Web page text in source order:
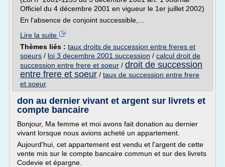
Officiel du 4 décembre 2001 en vigueur le 1er juillet 2002)
En l'absence de conjoint successible,...
Lire la suite
Thèmes liés : taux droits de succession entre freres et
soeurs / loi 3 decembre 2001 succession / calcul droit de
succession entre frere et soeur / droit de succession
entre frere et soeur / taux de succession entre frere
et soeur
don au dernier vivant et argent sur livrets et
compte bancaire
Bonjour, Ma femme et moi avons fait donation au dernier
vivant lorsque nous avions acheté un appartement.
Aujourd'hui, cet appartement est vendu et l'argent de cette
vente mis sur le compte bancaire commun et sur des livrets
Codevie et épargne.